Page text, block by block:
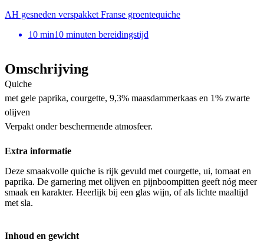
AH gesneden verspakket Franse groentequiche
10 min10 minuten bereidingstijd
Omschrijving
Quiche
met gele paprika, courgette, 9,3% maasdammerkaas en 1% zwarte
olijven
Verpakt onder beschermende atmosfeer.
Extra informatie
Deze smaakvolle quiche is rijk gevuld met courgette, ui, tomaat en
paprika. De garnering met olijven en pijnboompitten geeft nóg meer
smaak en karakter. Heerlijk bij een glas wijn, of als lichte maaltijd
met sla.
Inhoud en gewicht